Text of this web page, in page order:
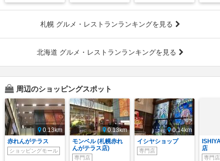
札幌 グルメ・レストランランキングを見る
北海道 グルメ・レストランランキングを見る
周辺のショッピングスポット
0.13km
赤れんがテラス
ショッピングモール
0.13km
モンベル (札幌赤れ
んがテラス店)
専門店
0.14km
イシヤショップ
専門店
店
専門店